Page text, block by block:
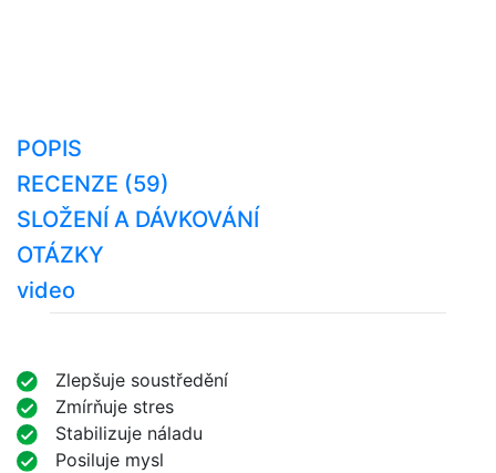
POPIS
RECENZE (59)
SLOŽENÍ A DÁVKOVÁNÍ
OTÁZKY
video
Zlepšuje soustředění
Zmírňuje stres
Stabilizuje náladu
Posiluje mysl